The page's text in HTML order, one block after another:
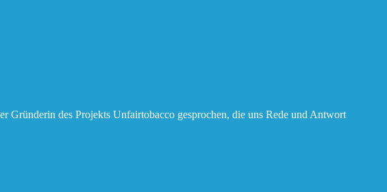
des Projekts Unfairtobacco gesprochen, die uns Rede und Antwort